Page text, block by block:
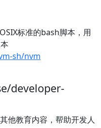
标准的bash脚本，用
sh/nvm
developer-
他教育内容，帮助开发人